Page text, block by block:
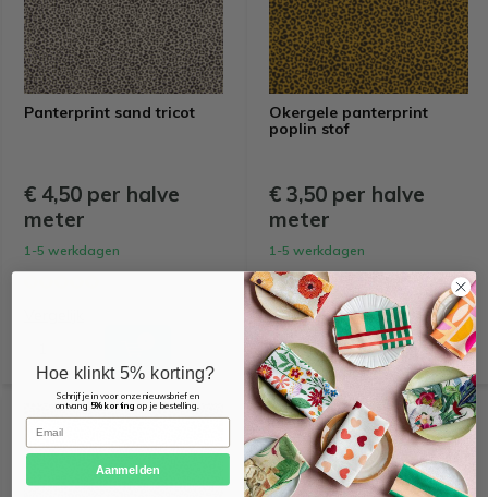
Panterprint sand tricot
€ 4,50 per halve
meter
1-5 werkdagen
Okergele panterprint
poplin stof
€ 3,50 per halve
meter
1-5 werkdagen
Vergelijk
OEKO-TEX KEURMERK
Hoe klinkt 5% korting?
Schrijf je in voor onze nieuwsbrief en
ontvang 5% kortingop je bestelling.
Email
Aanmelden